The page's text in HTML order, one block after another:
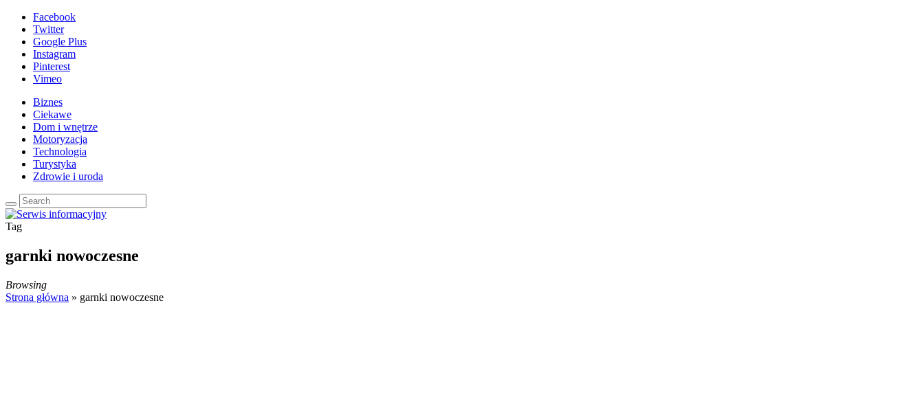
Facebook
Twitter
Google Plus
Instagram
Pinterest
Vimeo
Biznes
Ciekawe
Dom i wnętrze
Motoryzacja
Technologia
Turystyka
Zdrowie i uroda
Tag
garnki nowoczesne
Browsing
Strona główna » garnki nowoczesne